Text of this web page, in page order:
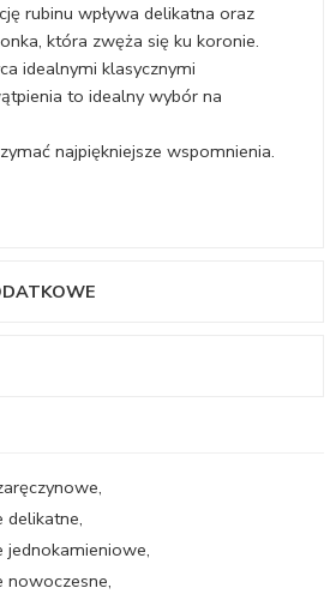
rubinu wpływa delikatna oraz
która zwęża się ku koronie.
idealnymi klasycznymi
to idealny wybór na
najpiękniejsze wspomnienia.
,
delikatne,
jednokamieniowe,
nowoczesne,